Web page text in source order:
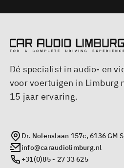
Dé specialist in audio- en
voor voertuigen in Limburg
15 jaar ervaring.
Dr. Nolenslaan 157c, 6136 GM
info@caraudiolimburg.nl
+31(0)85 - 27 33 625